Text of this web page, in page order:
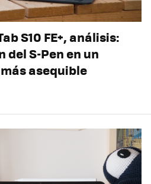
S10 FE+, análisis:
S-Pen en un
asequible